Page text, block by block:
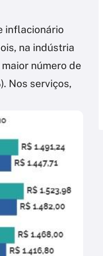
inflacionário
na indústria
número de
Nos serviços,